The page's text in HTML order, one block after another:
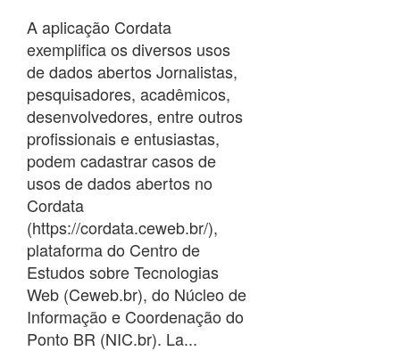
A aplicação Cordata
exemplifica os diversos usos
de dados abertos Jornalistas,
pesquisadores, acadêmicos,
desenvolvedores, entre outros
profissionais e entusiastas,
podem cadastrar casos de
usos de dados abertos no
Cordata
(https://cordata.ceweb.br/),
plataforma do Centro de
Estudos sobre Tecnologias
Web (Ceweb.br), do Núcleo de
Informação e Coordenação do
Ponto BR (NIC.br). La...